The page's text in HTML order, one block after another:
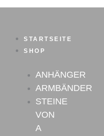
STARTSEITE
SHOP
ANHÄNGER
ARMBÄNDER
STEINE
VON
A